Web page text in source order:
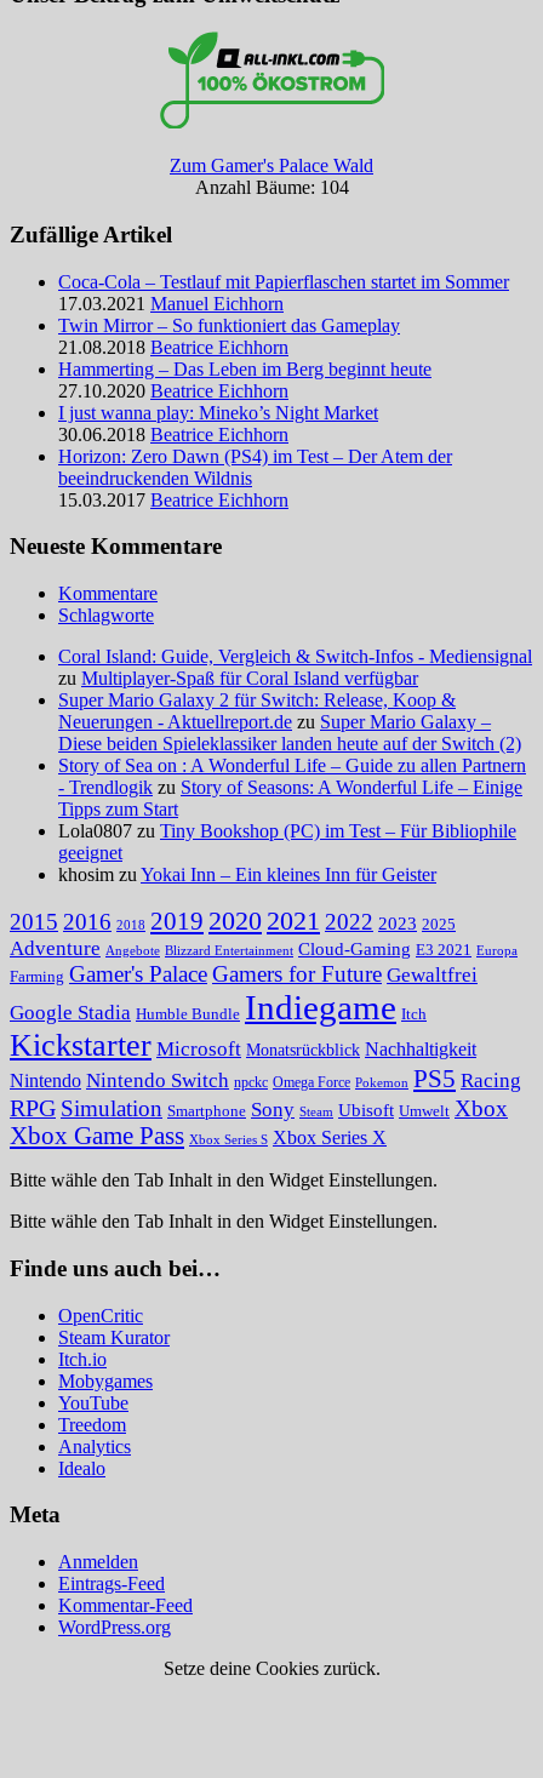
Zum Gamer's Palace Wald
Anzahl Bäume: 104
Zufällige Artikel
Coca-Cola – Testlauf mit Papierflaschen startet im Sommer
17.03.2021 Manuel Eichhorn
Twin Mirror – So funktioniert das Gameplay
21.08.2018 Beatrice Eichhorn
Hammerting – Das Leben im Berg beginnt heute
27.10.2020 Beatrice Eichhorn
I just wanna play: Mineko’s Night Market
30.06.2018 Beatrice Eichhorn
Horizon: Zero Dawn (PS4) im Test – Der Atem der
beeindruckenden Wildnis
15.03.2017 Beatrice Eichhorn
Neueste Kommentare
Kommentare
Schlagworte
Coral Island: Guide, Vergleich & Switch-Infos - Mediensignal
zu Multiplayer-Spaß für Coral Island verfügbar
Super Mario Galaxy 2 für Switch: Release, Koop &
Neuerungen - Aktuellreport.de zu Super Mario Galaxy –
Diese beiden Spieleklassiker landen heute auf der Switch (2)
Story of Sea on : A Wonderful Life – Guide zu allen Partnern
- Trendlogik zu Story of Seasons: A Wonderful Life – Einige
Tipps zum Start
Lola0807 zu Tiny Bookshop (PC) im Test – Für Bibliophile
geeignet
khosim zu Yokai Inn – Ein kleines Inn für Geister
2015 2016 2018 2019 2020 2021 2022 2023 2025
Adventure Angebote Blizzard Entertainment Cloud-Gaming E3 2021 Europa
Farming Gamer's PalaceGamers for Future Gewaltfrei
Google Stadia Humble Bundle Indiegame Itch
Kickstarter Microsoft Monatsrückblick Nachhaltigkeit
Nintendo Nintendo Switch npckc Omega Force Pokemon PS5 Racing
RPG Simulation Smartphone Sony Steam Ubisoft Umwelt Xbox
Xbox Game Pass Xbox Series S Xbox Series X
Bitte wähle den Tab Inhalt in den Widget Einstellungen.
Bitte wähle den Tab Inhalt in den Widget Einstellungen.
Finde uns auch bei…
OpenCritic
Steam Kurator
Itch.io
Mobygames
YouTube
Treedom
Analytics
Idealo
Meta
Anmelden
Eintrags-Feed
Kommentar-Feed
WordPress.org
Setze deine Cookies zurück.